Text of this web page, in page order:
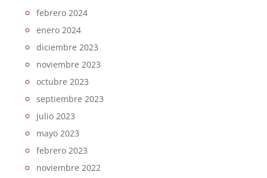
febrero 2024
enero 2024
diciembre 2023
noviembre 2023
octubre 2023
septiembre 2023
julio 2023
mayo 2023
febrero 2023
noviembre 2022